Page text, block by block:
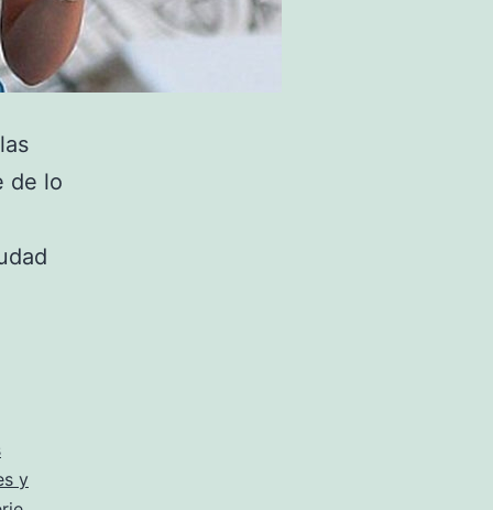
de lo
y